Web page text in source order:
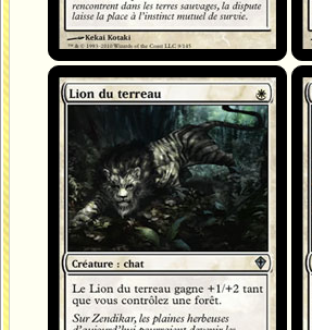
Lion du terreau